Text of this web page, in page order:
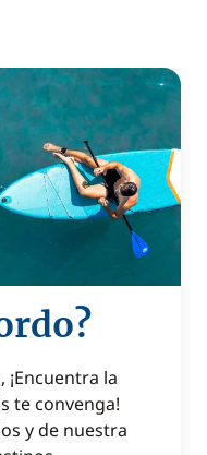
la
te convenga!
y de nuestra